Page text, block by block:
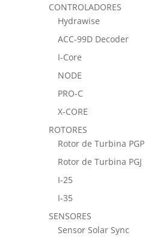
CONTROLADORES
Hydrawise
ACC-99D Decoder
I-Core
NODE
PRO-C
X-CORE
ROTORES
Rotor de Turbina PGP
Rotor de Turbina PGJ
I-25
I-35
SENSORES
Sensor Solar Sync